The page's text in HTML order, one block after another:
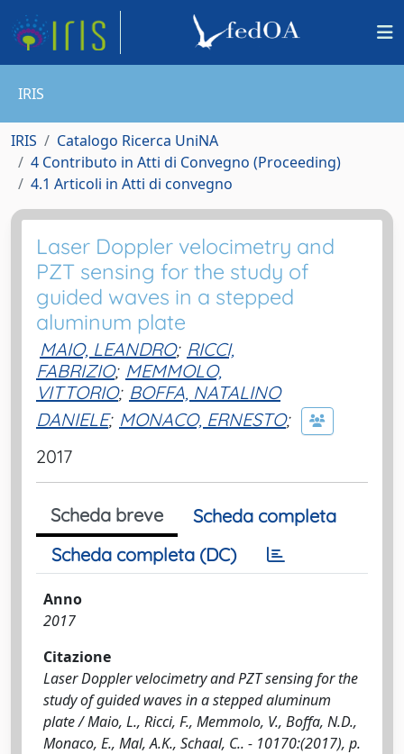
IRIS
IRIS
Catalogo Ricerca UniNA
4 Contributo in Atti di Convegno (Proceeding)
4.1 Articoli in Atti di convegno
Laser Doppler velocimetry and
PZT sensing for the study of
guided waves in a stepped
aluminum plate
MAIO, LEANDRO; RICCI,
FABRIZIO; MEMMOLO,
VITTORIO; BOFFA, NATALINO
DANIELE; MONACO, ERNESTO;
2017
Scheda breve
Scheda completa
Scheda completa (DC)
Anno
2017
Citazione
Laser Doppler velocimetry and PZT sensing for the
study of guided waves in a stepped aluminum
plate / Maio, L., Ricci, F., Memmolo, V., Boffa, N.D.,
Monaco, E., Mal, A.K., Schaal, C.. - 10170:(2017), p.